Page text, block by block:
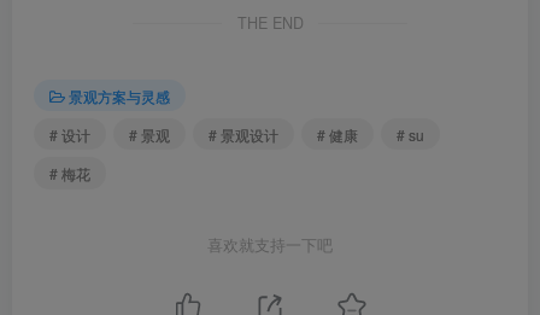
scene and elements of the story. With rich spatial
structure and design highlights, it accommodates the
use the scene design method to lead to the theme dream
THE END
景观方案与灵感
# 设计
# 景观 # 景观设计 # 健康
# su
# 梅花
喜欢就支持一下吧